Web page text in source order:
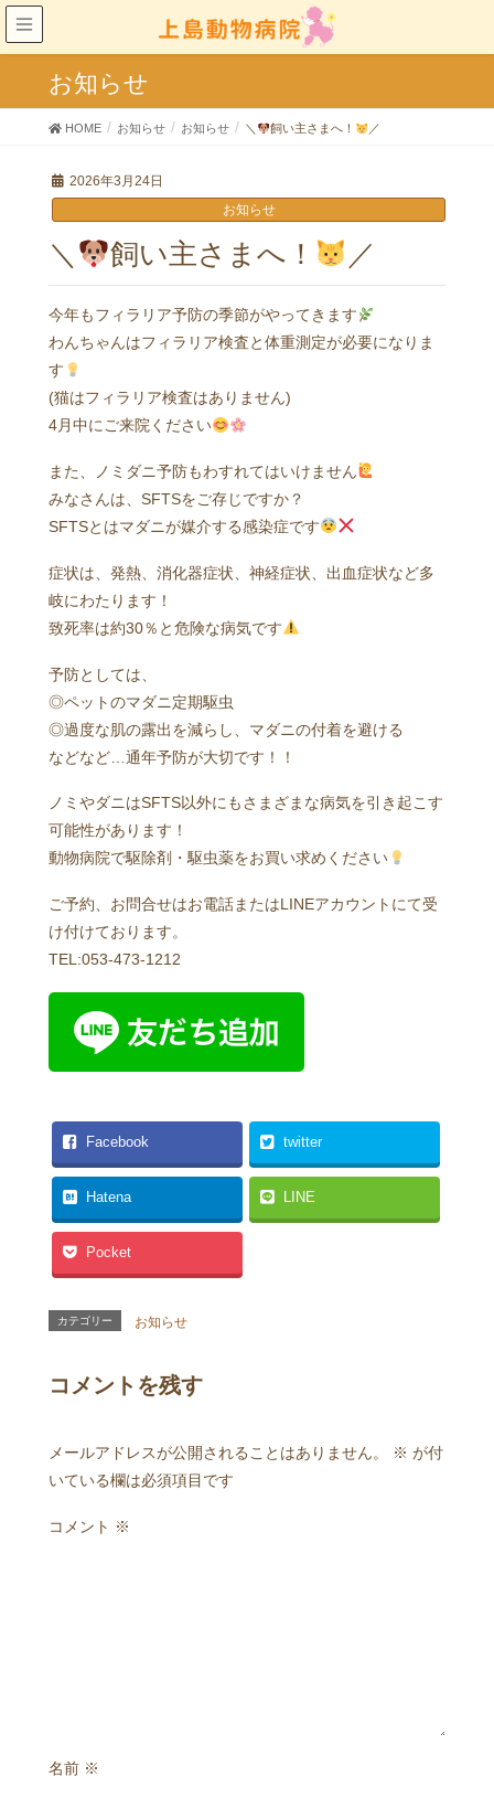
お知らせ
HOME お知らせ お知らせ ＼ 飼い主さまへ！ ／
2026年3月24日
お知らせ
＼ 飼い主さまへ！ ／
今年もフィラリア予防の季節がやってきます
わんちゃんはフィラリア検査と体重測定が必要になりま
す
(猫はフィラリア検査はありません)
4月中にご来院ください
また、ノミダニ予防もわすれてはいけません
みなさんは、SFTSをご存じですか？
SFTSとはマダニが媒介する感染症です
症状は、発熱、消化器症状、神経症状、出血症状など多
岐にわたります！
致死率は約30％と危険な病気です
予防としては、
◎ペットのマダニ定期駆虫
◎過度な肌の露出を減らし、マダニの付着を避ける
などなど…通年予防が大切です！！
ノミやダニはSFTS以外にもさまざまな病気を引き起こす
可能性があります！
動物病院で駆除剤・駆虫薬をお買い求めください
ご予約、お問合せはお電話またはLINEアカウントにて受
け付けております。
TEL:053-473-1212
Facebook twitter
Hatena LINE
Pocket
カテゴリー お知らせ
コメントを残す
メールアドレスが公開されることはありません。 ※ が付
いている欄は必須項目です
コメント ※
名前 ※